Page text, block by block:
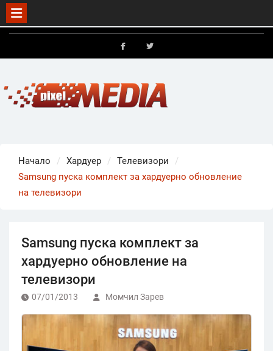
Skip
Начало Хардуер
Телевизори
Samsung пуска комплект за хардуерно обновление
на телевизори
Samsung пуска комплект за
хардуерно обновление на
телевизори
07/01/2013 Момчил Зарев